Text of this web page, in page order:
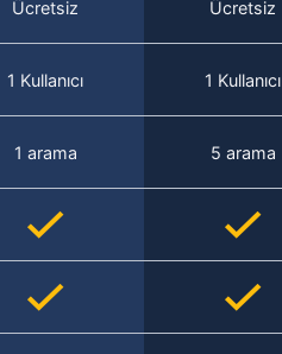
Ücretsiz Ücretsiz
1 Kullanıcı 1 Kullanıcı
1 arama 5 arama